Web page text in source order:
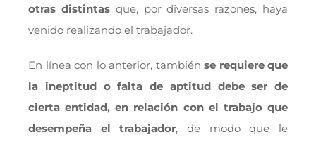
otras distintasque, por diversas razones, haya
venido realizando el trabajador.
En línea con lo anterior, también se requiere que
la ineptitud o falta de aptitud debe ser de
cierta entidad, en relación con el trabajo que
desempeña el trabajador, de modo que le